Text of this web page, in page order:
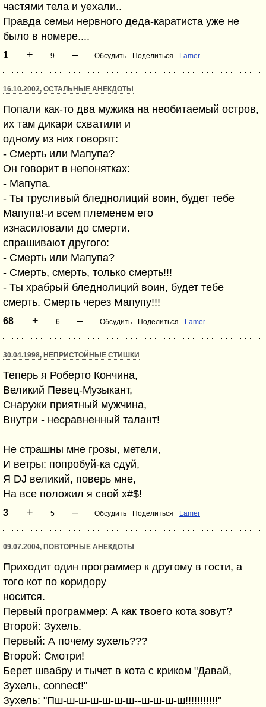
частями тела и уехали..
Правда семьи нервного деда-каратиста уже не
было в номере....
1 + 9 – Обсудить Поделиться Lamer
16.10.2002, ОСТАЛЬНЫЕ АНЕКДОТЫ
Попали как-то два мужика на необитаемый остров,
их там дикари схватили и
одному из них говорят:
- Смерть или Мапупа?
Он говорит в непонятках:
- Мапупа.
- Ты трусливый бледнолиций воин, будет тебе
Мапупа!-и всем племенем его
изнасиловали до смерти.
спрашивают другого:
- Смерть или Мапупа?
- Смерть, смерть, только смерть!!!
- Ты храбрый бледнолиций воин, будет тебе
смерть. Смерть через Мапупу!!!
68 + 6 – Обсудить Поделиться Lamer
30.04.1998, НЕПРИСТОЙНЫЕ СТИШКИ
Теперь я Роберто Кончина,
Великий Певец-Музыкант,
Снаружи приятный мужчина,
Внутри - несравненный талант!
Не страшны мне грозы, метели,
И ветры: попробуй-ка сдуй,
Я DJ великий, поверь мне,
На все положил я свой х#$!
3 + 5 – Обсудить Поделиться Lamer
09.07.2004, ПОВТОРНЫЕ АНЕКДОТЫ
Приходит один программер к другому в гости, а
того кот по коридору
носится.
Первый программер: А как твоего кота зовут?
Второй: Зухель.
Первый: А почему зухель???
Второй: Смотри!
Берет швабру и тычет в кота с криком "Давай,
Зухель, connect!"
Зухель: "Пш-ш-ш-ш-ш-ш-ш--ш-ш-ш-ш!!!!!!!!!!!"